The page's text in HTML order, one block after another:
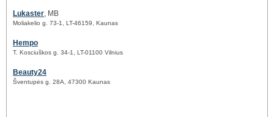
Lukaster, MB
Moliakelio g. 73-1, LT-46159, Kaunas
Hempo
T. Kosciuškos g. 34-1, LT-01100 Vilnius
Beauty24
Šventupės g. 28A, 47300 Kaunas